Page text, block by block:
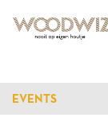
EVENTS